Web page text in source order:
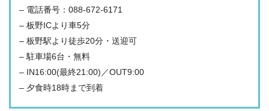
– 電話番号：088-672-6171
– 板野ICより車5分
– 板野駅より徒歩20分・送迎可
– 駐車場6台・無料
– IN16:00(最終21:00)／OUT9:00
– 夕食時18時まで到着